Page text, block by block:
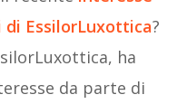
EssilorLuxottica?
ha
da parte di